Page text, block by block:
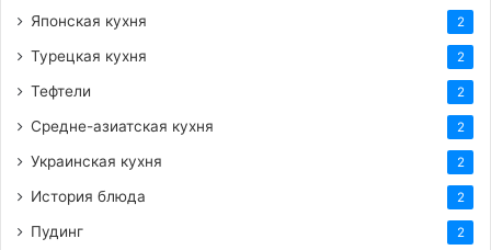
Японская кухня 2
Турецкая кухня 2
Тефтели 2
Средне-азиатская кухня 2
Украинская кухня 2
История блюда 2
Пудинг 2